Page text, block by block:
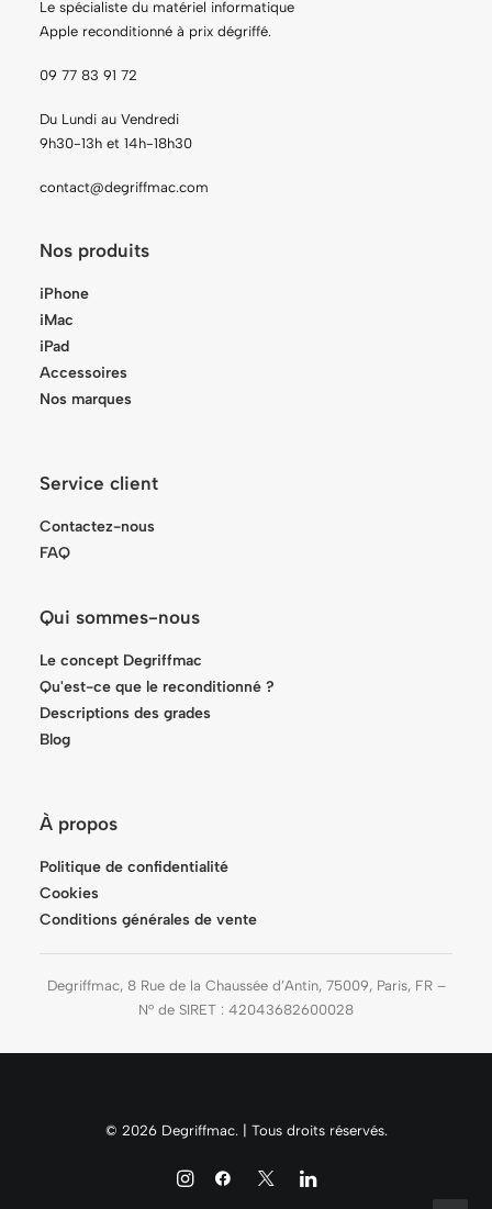
Le spécialiste du matériel informatique
Apple reconditionné à prix dégriffé.
09 77 83 91 72
Du Lundi au Vendredi
9h30-13h et 14h-18h30
contact@degriffmac.com
Nos produits
iPhone
iMac
iPad
Accessoires
Nos marques
Service client
Contactez-nous
FAQ
Qui sommes-nous
Le concept Degriffmac
Qu'est-ce que le reconditionné ?
Descriptions des grades
Blog
À propos
Politique de confidentialité
Cookies
Conditions générales de vente
Degriffmac, 8 Rue de la Chaussée d’Antin, 75009, Paris, FR –
N° de SIRET : 42043682600028
© 2026 Degriffmac. | Tous droits réservés.